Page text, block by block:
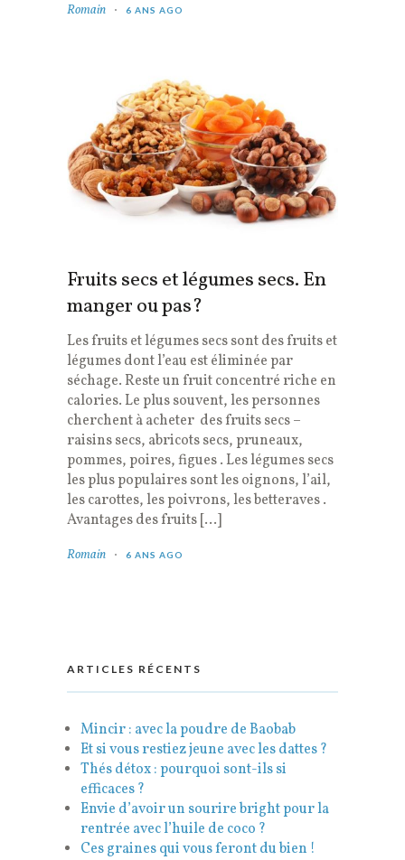
Romain 6 ANS AGO
Fruits secs et légumes secs. En
manger ou pas?
Les fruits et légumes secs sont des fruits et
légumes dont l’eau est éliminée par
séchage. Reste un fruit concentré riche en
calories. Le plus souvent, les personnes
cherchent à acheter des fruits secs –
raisins secs, abricots secs, pruneaux,
pommes, poires, figues . Les légumes secs
les plus populaires sont les oignons, l’ail,
les carottes, les poivrons, les betteraves .
Avantages des fruits […]
Romain 6 ANS AGO
ARTICLES RÉCENTS
Mincir : avec la poudre de Baobab
Et si vous restiez jeune avec les dattes ?
Thés détox : pourquoi sont-ils si
efficaces ?
Envie d’avoir un sourire bright pour la
rentrée avec l’huile de coco ?
Ces graines qui vous feront du bien !